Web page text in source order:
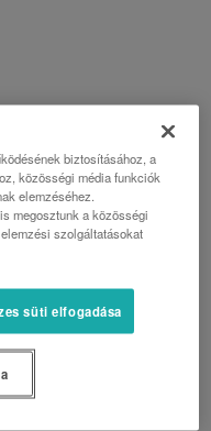
biztosításához, a
közösségi média funkciók
elemzéséhez.
megosztunk a közösségi
szolgáltatásokat
süti elfogadása